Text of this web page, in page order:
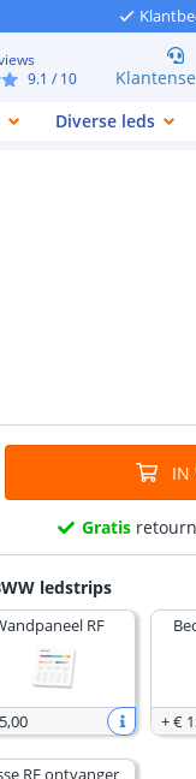
9.1 / 10
Diverse leds
IN
Gratis
ledstrips
RF
,00 +€
RF ontvanger